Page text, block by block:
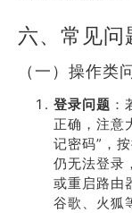
六、常见问
（一）操作类
登录问题
正确，注意
记密码”，
仍无法登录
或重启路由
谷歌、火狐